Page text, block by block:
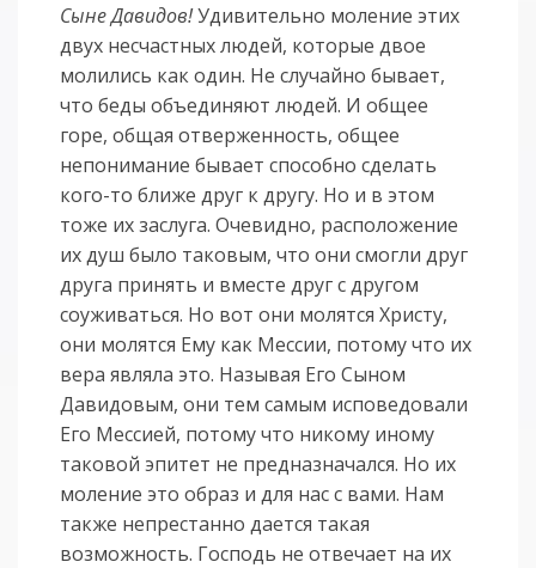
Сыне Давидов!Удивительно моление этих
двух несчастных людей, которые двое
молились как один. Не случайно бывает,
что беды объединяют людей. И общее
горе, общая отверженность, общее
непонимание бывает способно сделать
кого-то ближе друг к другу. Но и в этом
тоже их заслуга. Очевидно, расположение
их душ было таковым, что они смогли друг
друга принять и вместе друг с другом
соуживаться. Но вот они молятся Христу,
они молятся Ему как Мессии, потому что их
вера являла это. Называя Его Сыном
Давидовым, они тем самым исповедовали
Его Мессией, потому что никому иному
таковой эпитет не предназначался. Но их
моление это образ и для нас с вами. Нам
также непрестанно дается такая
возможность. Господь не отвечает на их